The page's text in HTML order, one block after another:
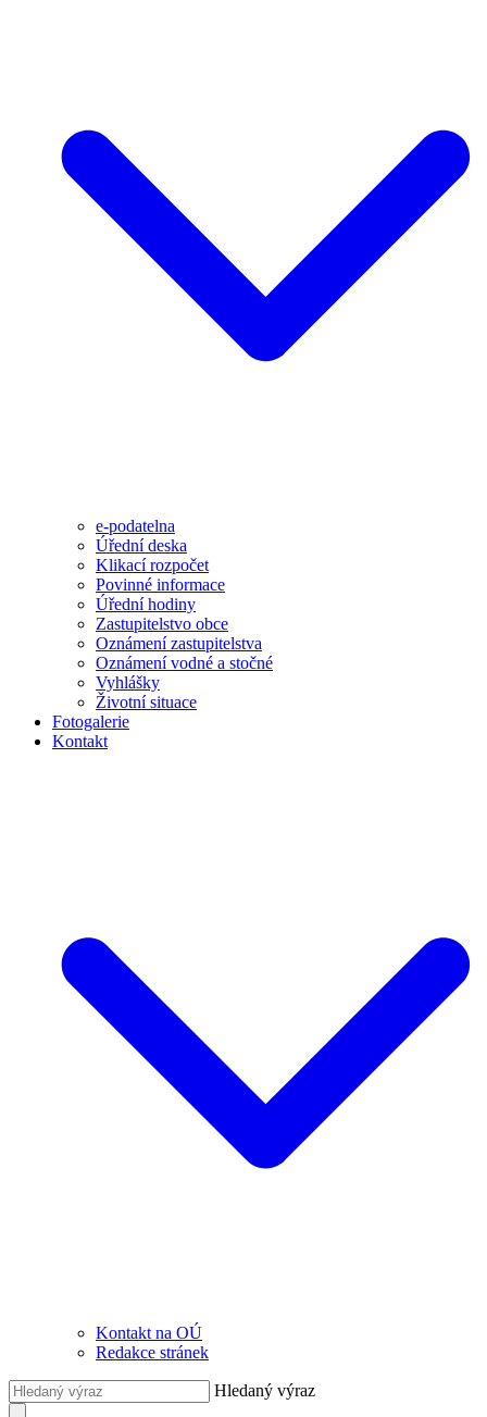
e-podatelna
Úřední deska
Klikací rozpočet
Povinné informace
Úřední hodiny
Zastupitelstvo obce
Oznámení zastupitelstva
Oznámení vodné a stočné
Vyhlášky
Životní situace
Fotogalerie
Kontakt
Kontakt na OÚ
Redakce stránek
Hledaný výraz